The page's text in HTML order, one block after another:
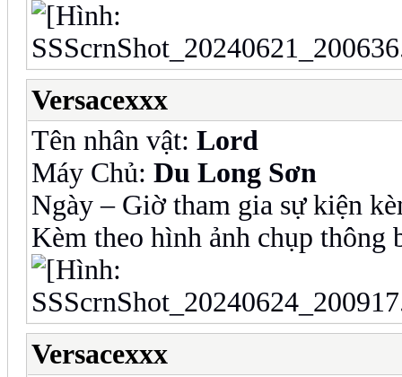
Versacexxx
Tên nhân vật: Lord
Máy Chủ: Du Long Sơn
Ngày – Giờ tham gia sự kiện
Kèm theo hình ảnh chụp thông
Versacexxx